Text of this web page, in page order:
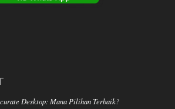
Desktop: Mana Pilihan Terbaik?